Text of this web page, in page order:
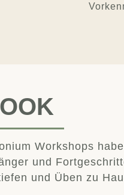
Workshops
und
und Üben zu